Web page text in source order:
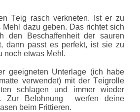
Teig rasch verkneten. Ist er zu
dazu geben. Das richtet sich
den Beschaffenheit der sauren
dann passt es perfekt, ist sie zu
noch etwas Mehl.
geeigneten Unterlage (ich habe
verwendet) mit der Teigrolle
schlagen und immer wieder
Zur Belohnung werfen deine
beim Frittieren.